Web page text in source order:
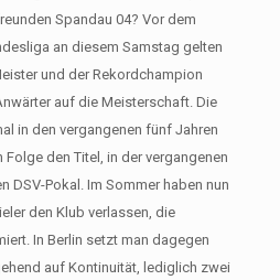
Spandau 04? Vor dem
an diesem Samstag gelten
und der Rekordchampion
auf die Meisterschaft. Die
in den vergangenen fünf Jahren
den Titel, in der vergangenen
DSV-Pokal. Im Sommer haben nun
den Klub verlassen, die
In Berlin setzt man dagegen
auf Kontinuität, lediglich zwei